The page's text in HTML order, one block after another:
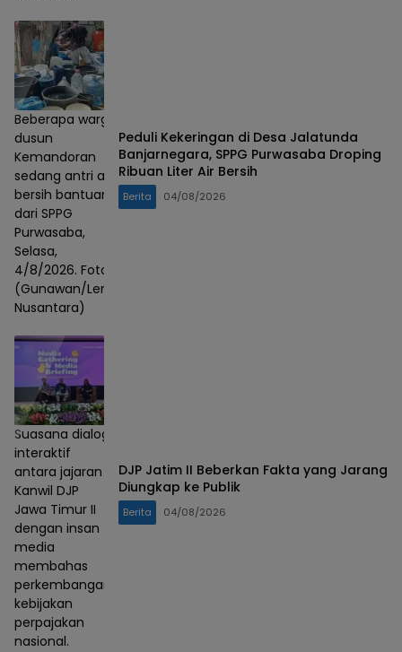
Beberapa warga
dusun
Kemandoran
sedang antri air
bersih bantuan
dari SPPG
Purwasaba,
Selasa,
4/8/2026. Foto :
(Gunawan/Lensa
Nusantara)
Peduli Kekeringan di Desa Jalatunda
Banjarnegara, SPPG Purwasaba Droping
Ribuan Liter Air Bersih
Berita 04/08/2026
Suasana dialog
interaktif
antara jajaran
Kanwil DJP
Jawa Timur II
dengan insan
media
membahas
perkembangan
kebijakan
perpajakan
nasional.
DJP Jatim II Beberkan Fakta yang Jarang
Diungkap ke Publik
Berita 04/08/2026